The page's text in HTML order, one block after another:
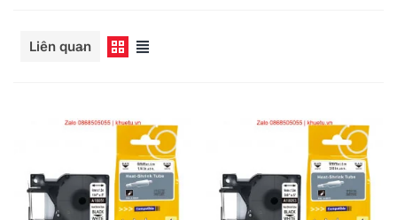
Liên quan